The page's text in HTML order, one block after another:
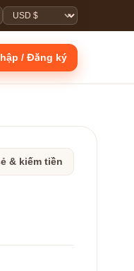
/ Đăng ký
& kiếm tiền